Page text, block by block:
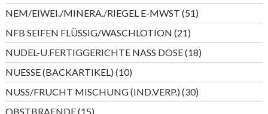
Produkte
NEM/EIWEI./MINERA./RIEGEL E-MWST 5151
Produkte
NFB SEIFEN FLÜSSIG/WASCHLOTION 2121
Produkte
NUDEL-U.FERTIGGERICHTE NASS DOSE 1818
Produkte
NUESSE (BACKARTIKEL) 1010
Produkte
NUSS/FRUCHT MISCHUNG (IND.VERP.) 3030
Produkte
OBSTBRAENDE 1515